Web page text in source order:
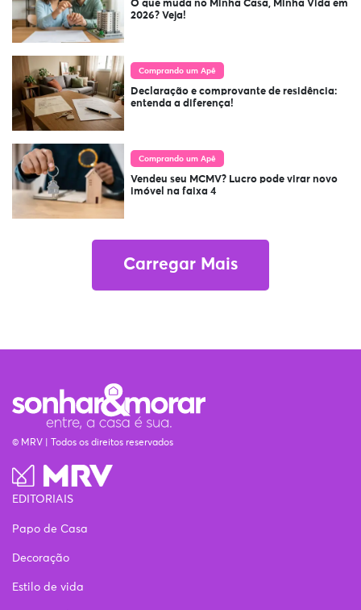
O que muda no Minha Casa, Minha Vida em
2026? Veja!
Comprando um Apê
Declaração e comprovante de residência:
entenda a diferença!
Comprando um Apê
Vendeu seu MCMV? Lucro pode virar novo
imóvel na faixa 4
Carregar Mais
© MRV | Todos os direitos reservados
EDITORIAIS
Papo de Casa
Decoração
Estilo de vida